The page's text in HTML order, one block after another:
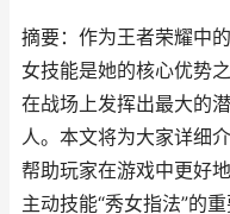
摘要：作为王者荣耀中
女技能是她的核心优势
在战场上发挥出最大的
人。本文将为大家详细
帮助玩家在游戏中更好
主动技能“秀女指法”的